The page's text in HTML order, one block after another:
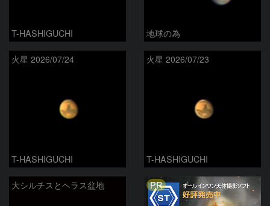
T-HASHIGUCHI 地球の為
火星 2026/07/24
T-HASHIGUCHI
火星 2026/07/23
T-HASHIGUCHI
大シルチスとヘラス盆地 PR